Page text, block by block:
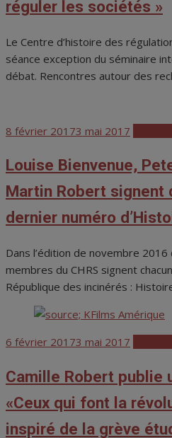
réguler les sociétés »
Le Centre d’histoire des
séance exception du séminaire
débat. Rencontres autour des
Posted
8 février 20173 mai 2017
Louise Bienvenue,
Martin Robert signent
dernier numéro
Dans l’édition de novembre
membres du CHRS signent
République des incinérés :
Posted
6 février 20173 mai 2017
Camille Robert publie
«Ceux qui font la
inspiré de la grève